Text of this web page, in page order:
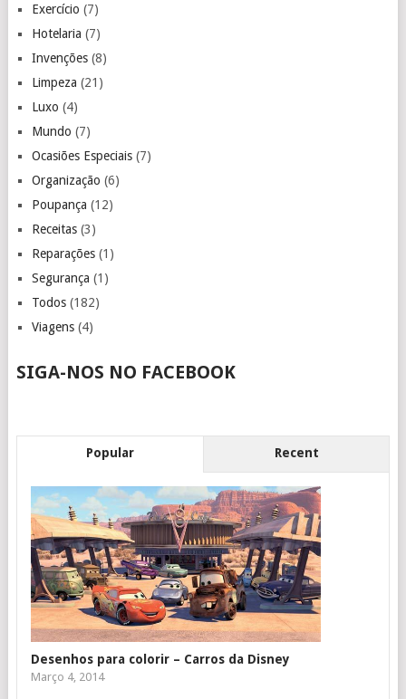
Exercício (7)
Hotelaria (7)
Invenções(8)
Limpeza (21)
Luxo (4)
Mundo (7)
Ocasiões Especiais(7)
Organização (6)
Poupança (12)
Receitas(3)
Reparações(1)
Segurança (1)
Todos(182)
Viagens(4)
SIGA-NOS NO FACEBOOK
Popular Recent
Desenhos para colorir – Carros da Disney
Março 4, 2014